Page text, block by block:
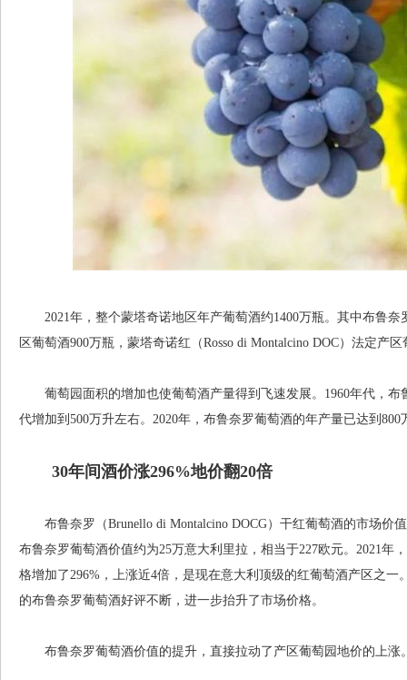
2021年，整个蒙塔奇诺地区年产葡萄酒约1400万瓶。其中布鲁奈
区葡萄酒900万瓶，蒙塔奇诺红（Rosso di Montalcino DOC）法定产
葡萄园面积的增加也使葡萄酒产量得到飞速发展。1960年代，布
代增加到500万升左右。2020年，布鲁奈罗葡萄酒的年产量已达到800
30年间酒价涨296%地价翻20倍
布鲁奈罗（Brunello di Montalcino DOCG）干红葡萄酒的市场价
布鲁奈罗葡萄酒价值约为25万意大利里拉，相当于227欧元。2021年
格增加了296%，上涨近4倍，是现在意大利顶级的红葡萄酒产区之一
的布鲁奈罗葡萄酒好评不断，进一步抬升了市场价格。
布鲁奈罗葡萄酒价值的提升，直接拉动了产区葡萄园地价的上涨